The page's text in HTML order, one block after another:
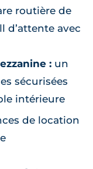
routière de
d’attente avec
: un
sécurisées
intérieure
de location